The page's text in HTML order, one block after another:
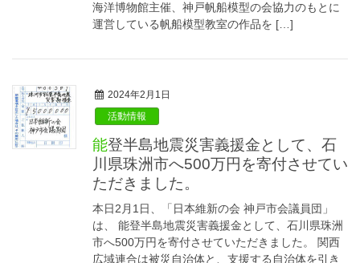
海洋博物館主催、神戸帆船模型の会協力のもとに
運営している帆船模型教室の作品を […]
2024年2月1日
活動情報
能登半島地震災害義援金として、石
川県珠洲市へ500万円を寄付させてい
ただきました。
本日2月1日、「日本維新の会 神戸市会議員団」
は、 能登半島地震災害義援金として、石川県珠洲
市へ500万円を寄付させていただきました。 関西
広域連合は被災自治体と、支援する自治体を引き